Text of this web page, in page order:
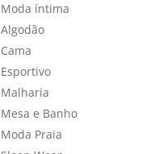
Moda íntima
Algodão
Cama
Esportivo
Malharia
Mesa e Banho
Moda Praia